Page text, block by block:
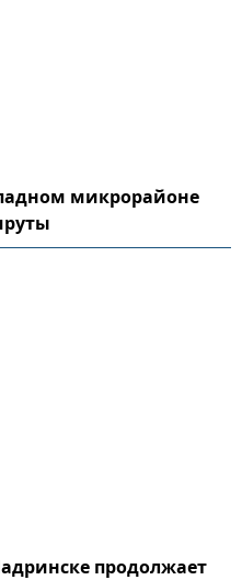
микрорайоне
продолжает